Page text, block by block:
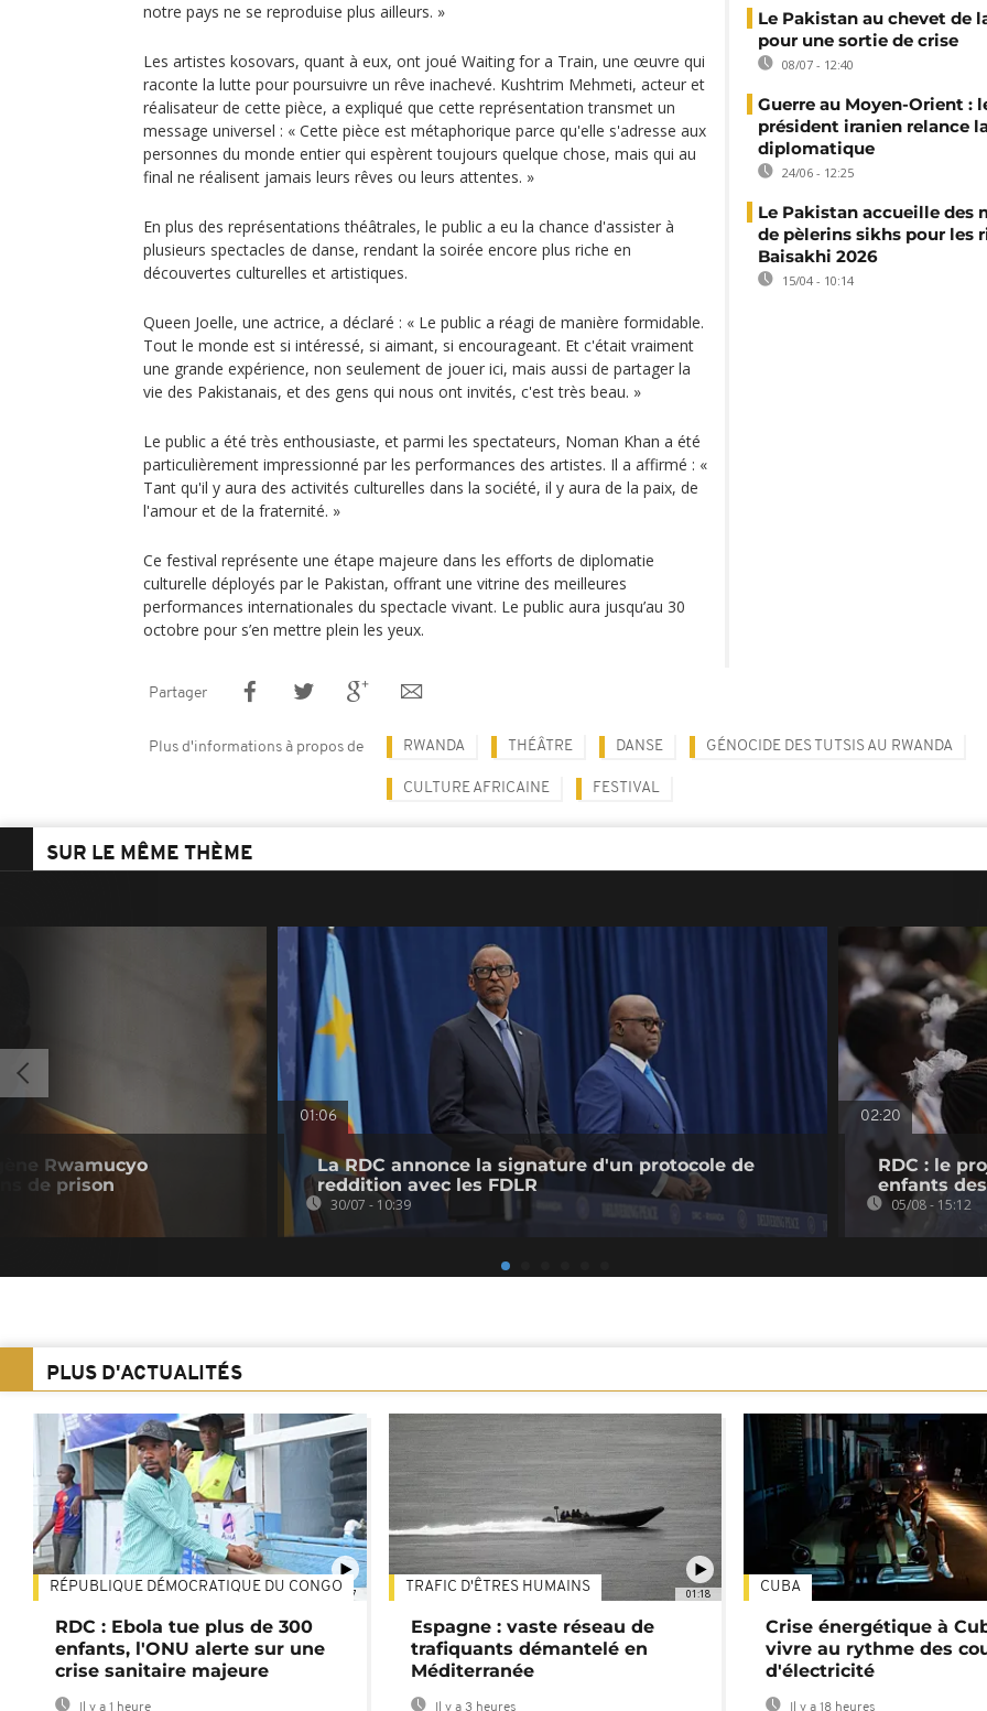
notre pays ne se reproduise plus ailleurs. »
Les artistes kosovars, quant à eux, ont joué Waiting for a Train, une œuvre qui
raconte la lutte pour poursuivre un rêve inachevé. Kushtrim Mehmeti, acteur et
réalisateur de cette pièce, a expliqué que cette représentation transmet un
message universel : « Cette pièce est métaphorique parce qu'elle s'adresse aux
personnes du monde entier qui espèrent toujours quelque chose, mais qui au
final ne réalisent jamais leurs rêves ou leurs attentes. »
En plus des représentations théâtrales, le public a eu la chance d'assister à
plusieurs spectacles de danse, rendant la soirée encore plus riche en
découvertes culturelles et artistiques.
Queen Joelle, une actrice, a déclaré : « Le public a réagi de manière formidable.
Tout le monde est si intéressé, si aimant, si encourageant. Et c'était vraiment
une grande expérience, non seulement de jouer ici, mais aussi de partager la
vie des Pakistanais, et des gens qui nous ont invités, c'est très beau. »
Le public a été très enthousiaste, et parmi les spectateurs, Noman Khan a été
particulièrement impressionné par les performances des artistes. Il a affirmé : «
Tant qu'il y aura des activités culturelles dans la société, il y aura de la paix, de
l'amour et de la fraternité. »
Ce festival représente une étape majeure dans les efforts de diplomatie
culturelle déployés par le Pakistan, offrant une vitrine des meilleures
performances internationales du spectacle vivant. Le public aura jusqu’au 30
octobre pour s’en mettre plein les yeux.
Le Pakistan au chevet de
pour une sortie de crise
08/07 - 12:40
Guerre au Moyen-Orient :
président iranien relance
diplomatique
24/06 - 12:25
Le Pakistan accueille des
de pèlerins sikhs pour les
Baisakhi 2026
15/04 - 10:14
Partager
Plus d'informations à propos de RWANDA THÉÂTRE DANSE GÉNOCIDE DES TUTSIS AU RWANDA
CULTURE AFRICAINE FESTIVAL
SUR LE MÊME THÈME
Rwamucyo
de prison
01:06
La RDC annonce la signature d'un protocole de
reddition avec les FDLR
30/07 - 10:39
02:20
RDC : le
enfants
05/08 - 15:12
PLUS D'ACTUALITÉS
01:47
RÉPUBLIQUE DÉMOCRATIQUE DU CONGO
RDC : Ebola tue plus de 300
enfants, l'ONU alerte sur une
crise sanitaire majeure
Il y a 1 heure
01:18
TRAFIC D'ÊTRES HUMAINS
Espagne : vaste réseau de
trafiquants démantelé en
Méditerranée
Il y a 3 heures
CUBA
Crise énergétique à
vivre au rythme des
d'électricité
Il y a 18 heures